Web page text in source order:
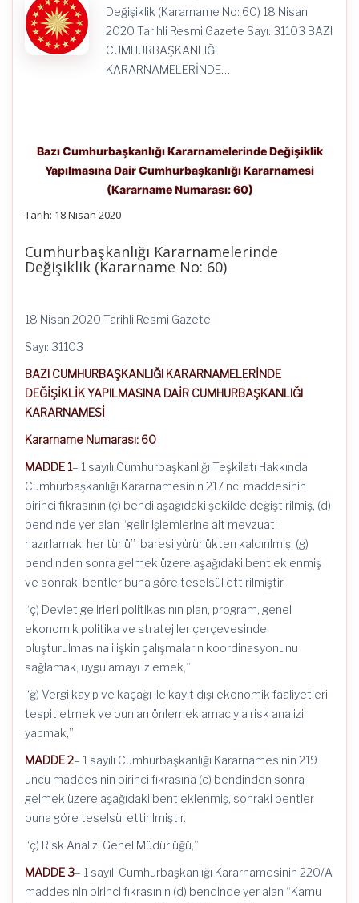
Değişiklik (Kararname No: 60) 18 Nisan
2020 Tarihli Resmi Gazete Sayı: 31103 BAZI
CUMHURBAŞKANLIĞI
KARARNAMELERİNDE…
Bazı Cumhurbaşkanlığı Kararnamelerinde Değişiklik
Yapılmasına Dair Cumhurbaşkanlığı Kararnamesi
(Kararname Numarası: 60)
Tarih: 18 Nisan 2020
Cumhurbaşkanlığı Kararnamelerinde
Değişiklik (Kararname No: 60)
18 Nisan 2020 Tarihli Resmi Gazete
Sayı: 31103
BAZI CUMHURBAŞKANLIĞI KARARNAMELERİNDE
DEĞİŞİKLİK YAPILMASINA DAİR CUMHURBAŞKANLIĞI
KARARNAMESİ
Kararname Numarası: 60
MADDE 1– 1 sayılı Cumhurbaşkanlığı Teşkilatı Hakkında
Cumhurbaşkanlığı Kararnamesinin 217 nci maddesinin
birinci fıkrasının (ç) bendi aşağıdaki şekilde değiştirilmiş, (d)
bendinde yer alan “gelir işlemlerine ait mevzuatı
hazırlamak, her türlü” ibaresi yürürlükten kaldırılmış, (g)
bendinden sonra gelmek üzere aşağıdaki bent eklenmiş
ve sonraki bentler buna göre teselsül ettirilmiştir.
“ç) Devlet gelirleri politikasının plan, program, genel
ekonomik politika ve stratejiler çerçevesinde
oluşturulmasına ilişkin çalışmaların koordinasyonunu
sağlamak, uygulamayı izlemek,”
“ğ) Vergi kayıp ve kaçağı ile kayıt dışı ekonomik faaliyetleri
tespit etmek ve bunları önlemek amacıyla risk analizi
yapmak,”
MADDE 2– 1 sayılı Cumhurbaşkanlığı Kararnamesinin 219
uncu maddesinin birinci fıkrasına (c) bendinden sonra
gelmek üzere aşağıdaki bent eklenmiş, sonraki bentler
buna göre teselsül ettirilmiştir.
“ç) Risk Analizi Genel Müdürlüğü,”
MADDE 3– 1 sayılı Cumhurbaşkanlığı Kararnamesinin 220/A
maddesinin birinci fıkrasının (d) bendinde yer alan “Kamu